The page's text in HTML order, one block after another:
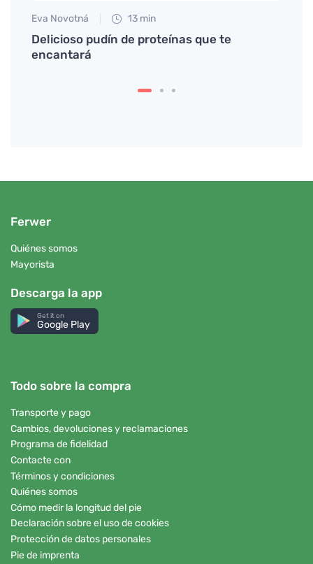
Eva Novotná 13 min
Delicioso pudín de proteínas que te
encantará
Ferwer
Quiénes somos
Mayorista
Descarga la app
Get it on
Google Play
Todo sobre la compra
Transporte y pago
Cambios, devoluciones y reclamaciones
Programa de fidelidad
Contacte con
Términos y condiciones
Quiénes somos
Cómo medir la longitud del pie
Declaración sobre el uso de cookies
Protección de datos personales
Pie de imprenta